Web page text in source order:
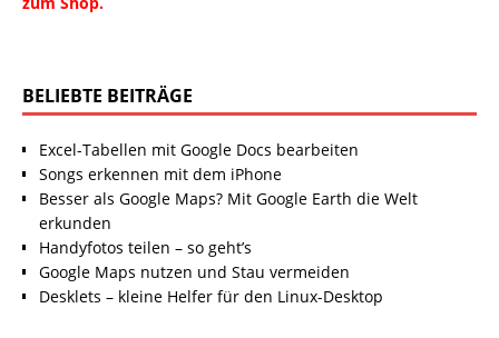
BELIEBTE BEITRÄGE
Excel-Tabellen mit Google Docs bearbeiten
Songs erkennen mit dem iPhone
Besser als Google Maps? Mit Google Earth die Welt
erkunden
Handyfotos teilen – so geht’s
Google Maps nutzen und Stau vermeiden
Desklets – kleine Helfer für den Linux-Desktop